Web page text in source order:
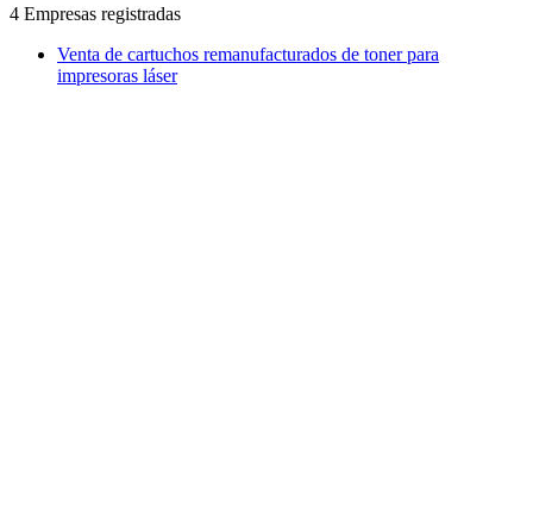
4 Empresas registradas
Venta de cartuchos remanufacturados de toner para
impresoras láser